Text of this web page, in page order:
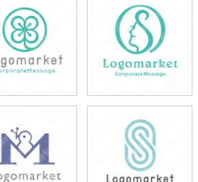
49,800円
(税込54,780円)
49,800円
(税込54,780円)
49,800円
(税込54,780円)
49,800円
(税込54,780円)